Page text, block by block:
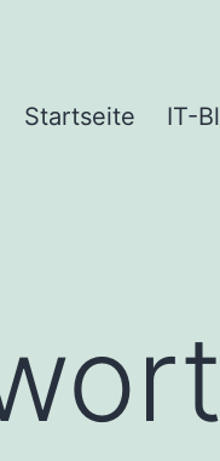
Startseite IT-